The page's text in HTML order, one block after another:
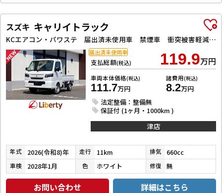
スズキ キャリイトラック
KCエアコン・パワステ 届出済未使用車 禁煙車 衝突被害軽減システム クリアランスソナー レーンアシスト アイドリングストップ オートライト ESC エアコン パワーウィンドウ 運転席エアバッグ 助手席エアバッグ
支払総額(税込) 119.9万円
車両本体価格(税込)
111.7万円
諸費用(税込)
8.2万円
法定整備：整備無
保証付 (1ヶ月・1000km )
届出済未使用車
津店
年式 2026(令和8)年 走行 11km 排気 660cc
車検 2028年1月 色 ホワイト 修復 無
お問い合わせ 詳細はこちら